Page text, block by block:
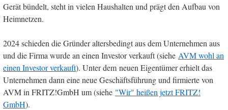
Gerät bündelt, steht in vielen Haushalten und prägt den Aufbau von
Heimnetzen.
2024 schieden die Gründer altersbedingt aus dem Unternehmen aus
und die Firma wurde an einen Investor verkauft (siehe AVM wohl an
einen Investor verkauft). Unter dem neuen Eigentümer erhielt das
Unternehmen dann eine neue Geschäftsführung und firmierte von
AVM in FRITZ!GmbH um (siehe "Wir" heißen jetzt FRITZ!
GmbH).